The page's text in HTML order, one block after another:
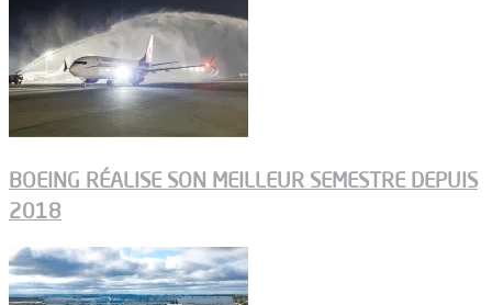
BOEING RÉALISE SON MEILLEUR SEMESTRE DEPUIS
2018